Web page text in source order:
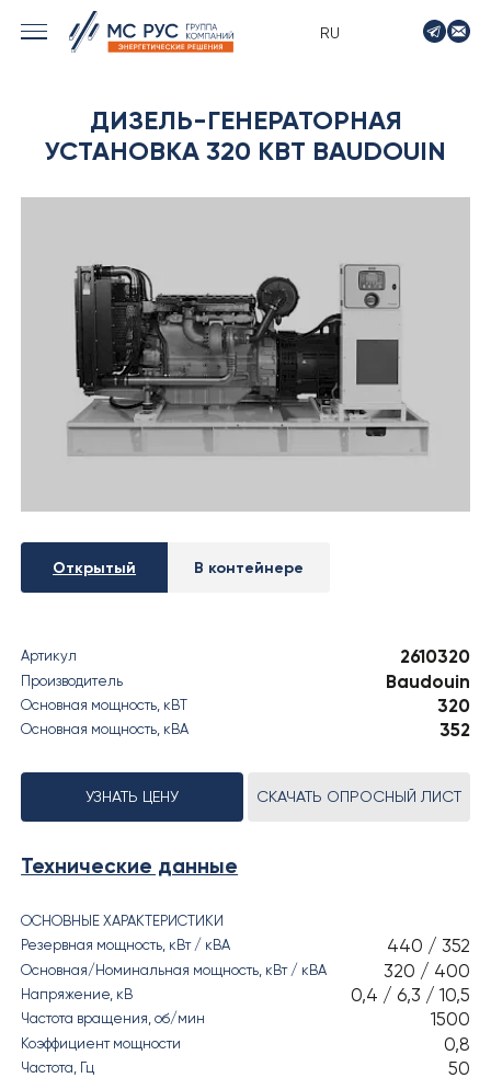
RU
› ЭНЕРГЕТИКА
› ЛОГИСТИКА
› ПРОИЗВОДСТВО
› ПРИВОДНОЕ ОБОРУДОВАНИЕ
› АВТО&МОТО
› МОТОЦИКЛЫ ТИМПТОН
› КОНТАКТЫ
› ЗАЯВКА
› НОВОСТИ
› РЕЗУЛЬТАТЫ СОУТ
ДИЗЕЛЬ-ГЕНЕРАТОРНАЯ
УСТАНОВКА 320 КВТ BAUDOUIN
Открытый В контейнере
Артикул 2610320
Производитель Baudouin
Основная мощность, кВT 320
Основная мощность, кВА 352
УЗНАТЬ ЦЕНУ СКАЧАТЬ ОПРОСНЫЙ ЛИСТ
Технические данные
ОСНОВНЫЕ ХАРАКТЕРИСТИКИ
Резервная мощность, кВт / кВА
440 / 352
Основная/Номинальная мощность, кВт / кВА 320 / 400
Напряжение, кВ 0,4 / 6,3 / 10,5
Частота вращения, об/мин 1500
Коэффициент мощности 0,8
Частота, Гц 50